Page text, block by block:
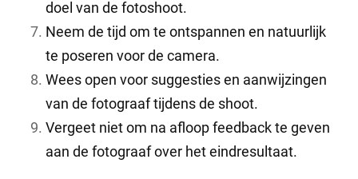
doel van de fotoshoot.
Neem de tijd om te ontspannen en natuurlijk
te poseren voor de camera.
Wees open voor suggesties en aanwijzingen
van de fotograaf tijdens de shoot.
Vergeet niet om na afloop feedback te geven
aan de fotograaf over het eindresultaat.